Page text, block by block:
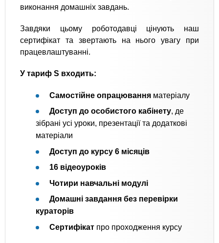
виконання домашніх завдань.
Завдяки цьому роботодавці цінують наш
сертифікат та звертають на нього увагу при
працевлаштуванні.
У тариф S входить:
Самостійне опрацювання матеріалу
Доступ до особистого кабінету, де
зібрані усі уроки, презентації та додаткові
матеріали
Доступ до курсу 6 місяців
16 відеоуроків
Чотири навчальні модулі
Домашні завдання без перевірки
кураторів
Сертифікат про проходження курсу